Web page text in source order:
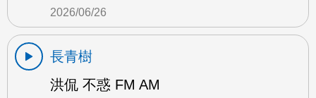
2026/06/26
長青樹
洪侃 不惑 FM AM